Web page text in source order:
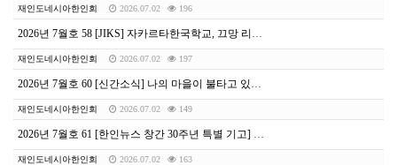
재인도네시아한인회 2026.07.02 196
2026년 7월호 58 [JIKS] 자카르타한국학교, 끄망 리포몰 ‘School Fair’ 참여 맞춤형 입시·전입학 상담 진행
재인도네시아한인회 2026.07.02 197
2026년 7월호 60 [신간소식] 나의 마을이 불타고 있다 | 강인수
재인도네시아한인회 2026.07.02 149
2026년 7월호 61 [한인뉴스 창간 30주년 특별 기고] 30년의 기록, 50년의 교육, 그리고 미래 | 이문성
재인도네시아한인회 2026.07.02 163